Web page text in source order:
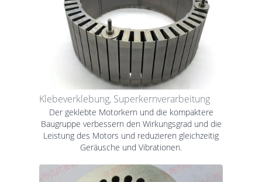
Klebeverklebung, Superkernverarbeitung
Der geklebte Motorkern und die kompaktere
Baugruppe verbessern den Wirkungsgrad und die
Leistung des Motors und reduzieren gleichzeitig
Geräusche und Vibrationen.